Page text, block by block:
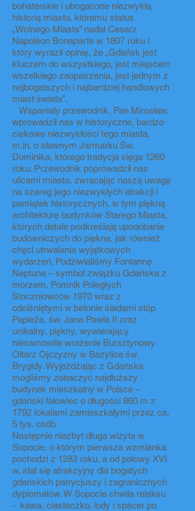
bohaterskie i ubogacone niezwykłą
historią miasto, któremu status
„Wolnego Miasta” nadał Cesarz
Napoleon Bonaparte w 1807 roku i
który wyraził opinię, że „Gdańsk jest
kluczem do wszystkiego, jest miejscem
wszelkiego zaopatrzenia, jest jednym z
najbogatszych i najbardziej handlowych
miast świata”.
Wspaniały przewodnik, Pan Mirosław,
wprowadził nas w historyczne, bardzo
ciekawe niezwykłości tego miasta,
m.in. o sławnym Jarmarku Św.
Dominika, którego tradycja sięga 1260
roku. Przewodnik poprowadził nas
ulicami miasta, zwracając naszą uwagę
na szereg jego niezwykłych atrakcji i
pamiątek historycznych, w tym piękną
architekturę budynków Starego Miasta,
których detale podkreślają upodobanie
budowniczych do piękna, jak również
chęci utrwalania wyjątkowych
wydarzeń. Podziwialiśmy Fontannę
Neptuna – symbol związku Gdańska z
morzem, Pomnik Poległych
Stoczniowców 1970 wraz z
odciśniętymi w betonie śladami stóp
Papieża, św. Jana Pawła II oraz
unikalny, piękny, wywierający
niesamowite wrażenie Bursztynowy
Ołtarz Ojczyzny w Bazylice św.
Brygidy. Wyjeżdżając z Gdańska
mogliśmy zobaczyć najdłuższy
budynek mieszkalny w Polsce –
gdański falowiec o długości 860 m z
1792 lokalami zamieszkałymi przez ca.
5 tys. osób.
Następnie niezbyt długa wizyta w
Sopocie, o którym pierwsza wzmianka
pochodzi z 1283 roku, a od połowy XVI
w. stał się atrakcyjny dla bogatych
gdańskich patrycjuszy i zagranicznych
dyplomatów. W Sopocie chwila relaksu
- kawa, ciasteczko, lody i spacer po